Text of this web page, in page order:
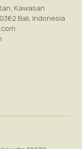
Kawasan
Bali, Indonesia